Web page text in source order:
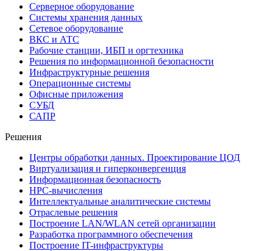
Серверное оборудование
Системы хранения данных
Сетевое оборудование
ВКС и АТС
Рабочие станции, ИБП и оргтехника
Решения по информационной безопасности
Инфраструктурные решения
Операционные системы
Офисные приложения
СУБД
САПР
Решения
Центры обработки данных. Проектирование ЦОД
Виртуализация и гиперконвергенция
Информационная безопасность
HPC-вычисления
Интеллектуальные аналитические системы
Отраслевые решения
Построение LAN/WLAN сетей организации
Разработка программного обеспечения
Построение IT-инфраструктуры